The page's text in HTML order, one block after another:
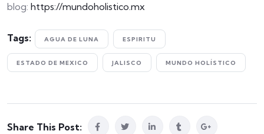
blog: https://mundoholistico.mx
Tags: AGUA DE LUNA ESPIRITU
ESTADO DE MEXICO JALISCO MUNDO HOLÍSTICO
Share This Post: